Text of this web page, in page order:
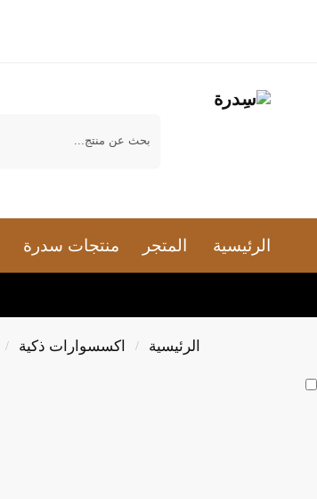
الرئيسية المتجر منتجات سدرة
الرئيسية / اكسسوارات ذكية /